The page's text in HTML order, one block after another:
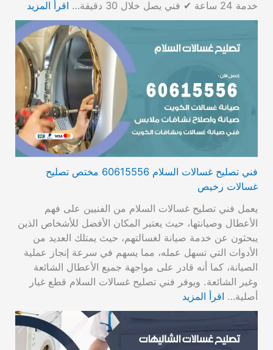
خدمة 24 ساعة ✔ فني يصل خلال 30 دقيقة…
اقرأ المزيد
فني تصليح غسالات السلام 60615556 مختص تصليح
غسالات رخيص
يعمل فني تصليح غسالات السلام من الفنيين على فهم
الأعطال وصيانتها، حيث يعتبر المكان الأفضل للأشخاص الذين
يبحثون عن خدمة صيانة لغسالتهم، حيث يمتلك العديد من
الأدوات التي تسهل عمله، مما يسهم في سرعة إنجاز عملية
الصيانة، كما أنه قادر على مواجهة جميع الأعطال الشائعة
وغير الشائعة. ويوفر فني تصليح غسالات السلام قطع غيار
أصلية… اقرأ المزيد